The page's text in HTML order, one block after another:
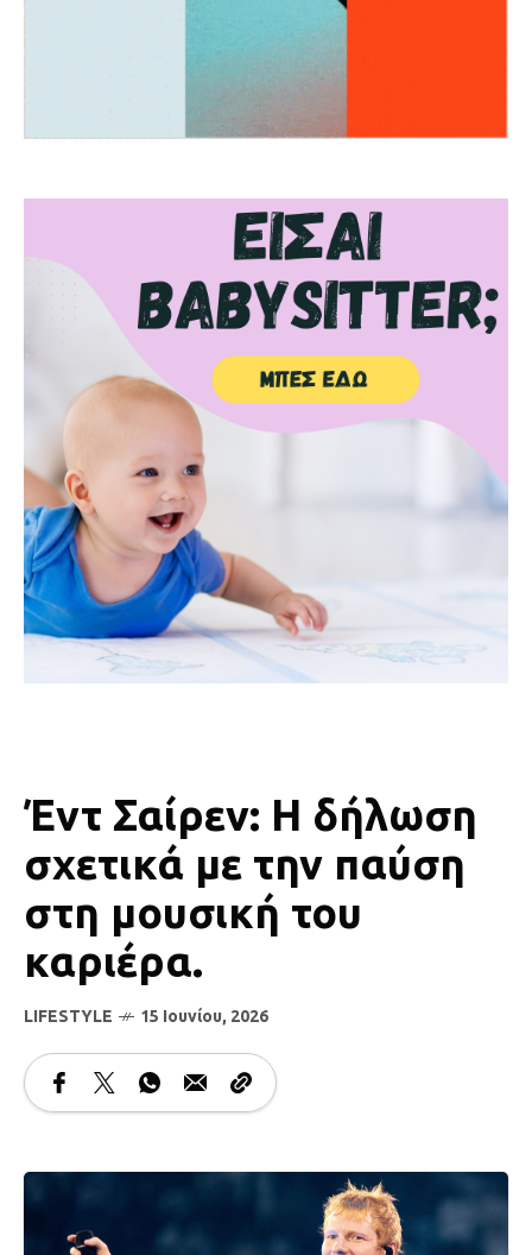
Έντ Σαίρεν: Η δήλωση
σχετικά με την παύση
στη μουσική του
καριέρα.
LIFESTYLE 15 Ιουνίου, 2026